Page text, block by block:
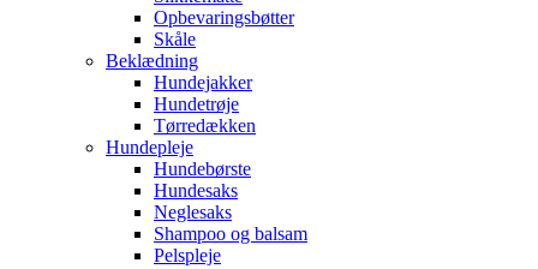
Opbevaringsbøtter
Skåle
Beklædning
Hundejakker
Hundetrøje
Tørredækken
Hundepleje
Hundebørste
Hundesaks
Neglesaks
Shampoo og balsam
Pelspleje